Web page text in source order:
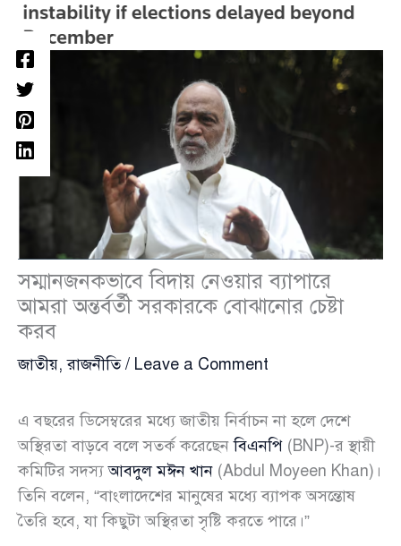
সম্মানজনকভাবে বিদায় নেওয়ার ব্যাপারে
আমরা অন্তর্বর্তী সরকারকে বোঝানোর চেষ্টা
করব
জাতীয়,রাজনীতি/ Leave a Comment
এ বছরের ডিসেম্বরের মধ্যে জাতীয় নির্বাচন না হলে দেশে
অস্থিরতা বাড়বে বলে সতর্ক করেছেনবিএনপি (BNP)-র স্থায়ী
কমিটির সদস্যআবদুল মঈন খান (Abdul Moyeen Khan)।
তিনি বলেন, “বাংলাদেশের মানুষের মধ্যে ব্যাপক অসন্তোষ
তৈরি হবে, যা কিছুটা অস্থিরতা সৃষ্টি করতে পারে।”